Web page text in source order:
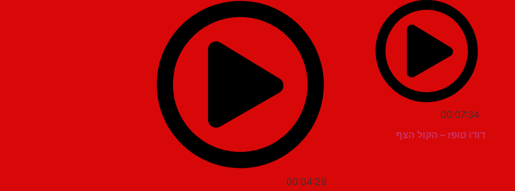
00:07:34
דודו טופז – הקול הצף
00:04:29